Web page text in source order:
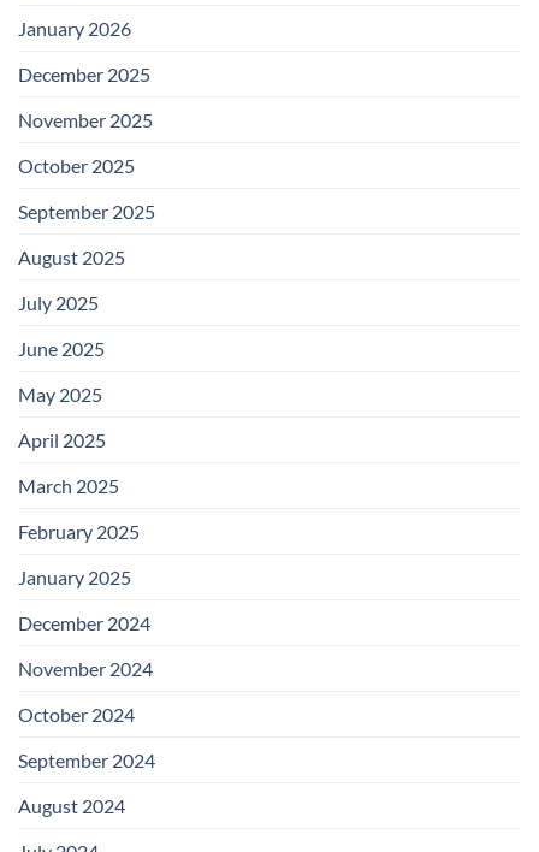
January 2026
December 2025
November 2025
October 2025
September 2025
August 2025
July 2025
June 2025
May 2025
April 2025
March 2025
February 2025
January 2025
December 2024
November 2024
October 2024
September 2024
August 2024